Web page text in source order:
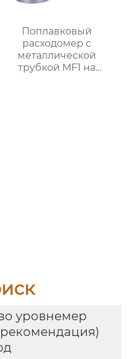
Поплавковый
расходомер с
металлической
трубкой MF1 на
уровнемер